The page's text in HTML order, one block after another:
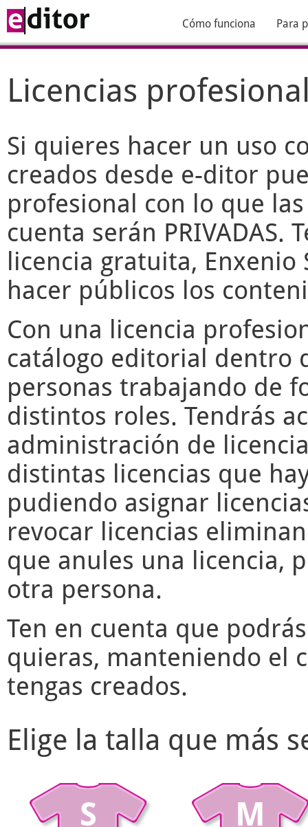
Cómo funciona Para
Licencias
Si quieres hacer un uso
creados desde e-ditor
profesional con lo que
cuenta serán PRIVADAS.
licencia gratuita, Enxenio
hacer públicos los
Con una licencia
catálogo editorial dentro
personas trabajando de
distintos roles. Tendrás
administración de
distintas licencias que
pudiendo asignar
revocar licencias
que anules una licencia,
otra persona.
Ten en cuenta que
quieras, manteniendo el
tengas creados.
Elige la talla que más
S M